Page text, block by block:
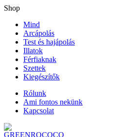
Shop
Mind
Arcápolás
Test és hajápolás
Illatok
Férfiaknak
Szettek
Kiegészítők
Rólunk
Ami fontos nekünk
Kapcsolat